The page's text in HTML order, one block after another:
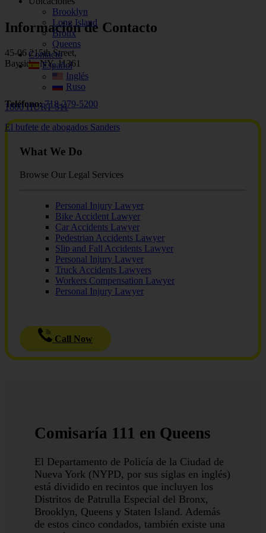
Brooklyn
Long Island
Bronx
Queens
Contacto
Español
Inglés
Ruso
1800 HURT 511
El bufete de abogados Sanders
Información de Contacto
45-06 215th Street,
Bayside, NY, 11361
Teléfono:718-279-5200
What We Do
Browse Our Legal Services
Personal Injury Lawyer
Bike Accident Lawyer
Car Accidents Lawyer
Pedestrian Accidents Lawyer
Slip and Fall Accidents Lawyer
Personal Injury Lawyer
Truck Accidents Lawyers
Workers Compensation Lawyer
Personal Injury Lawyer
Call Now
Comisaría 111 en Queens
El Departamento de Policía de la Ciudad de
Nueva York (NYPD, por sus siglas en inglés)
está dividido en recintos que incluyen los
Distritos de Patrulla Especial del Bronx,
Brooklyn, Queens y Staten Island. Además
de estos cinco condados, también existe una